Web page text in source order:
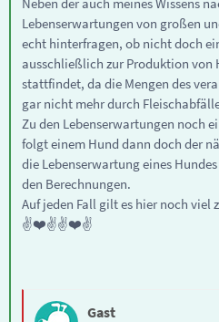
Lebenserwartungen von großen
echt hinterfragen, ob nicht doch
ausschließlich zur Produktion von
stattfindet, da die Mengen des
gar nicht mehr durch
Zu den Lebenserwartungen noch
folgt einem Hund dann doch der
die Lebenserwartung eines
den Berechnungen.
Auf jeden Fall gilt es hier noch viel
✌️❤️✌️✌️❤️✌️
Gast